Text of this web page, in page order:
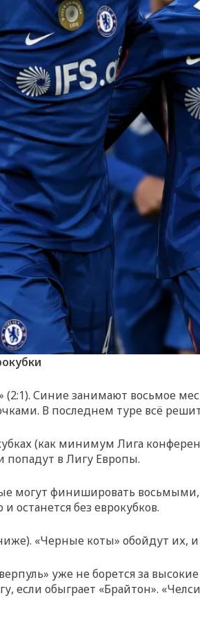
Синие занимают восьмое
В последнем туре всё
(как минимум Лига
попадут в Лигу Европы.
могут финишировать
останется без еврокубков.
«Черные коты» обойдут их,
уже не борется за
если обыграет «Брайтон».